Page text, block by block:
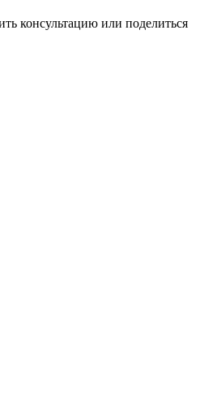
консультацию или поделиться